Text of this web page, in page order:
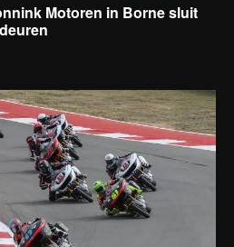
Motoren in Borne sluit